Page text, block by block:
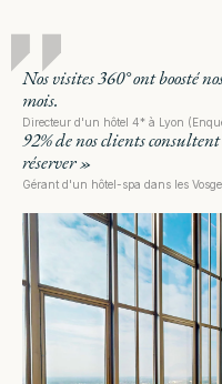
Nos visites 360° ont boosté
mois.
Directeur d'un hôtel 4* à Lyon
92% de nos clients
réserver »
Gérant d'un hôtel-spa dans les